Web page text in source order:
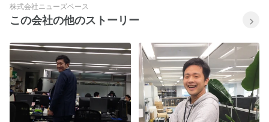
株式会社ニューズベース
この会社の他のストーリー